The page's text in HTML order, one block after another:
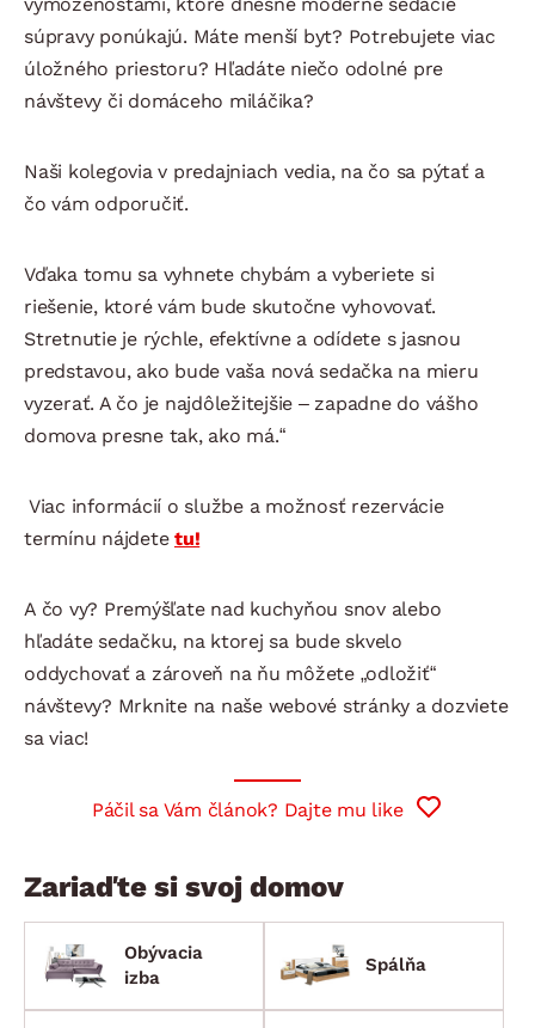
súpravy ponúkajú. Máte menší byt? Potrebujete viac
úložného priestoru? Hľadáte niečo odolné pre
návštevy či domáceho miláčika?
Naši kolegovia v predajniach vedia, na čo sa pýtať a
čo vám odporučiť.
Vďaka tomu sa vyhnete chybám a vyberiete si
riešenie, ktoré vám bude skutočne vyhovovať.
Stretnutie je rýchle, efektívne a odídete s jasnou
predstavou, ako bude vaša nová sedačka na mieru
vyzerať. A čo je najdôležitejšie – zapadne do vášho
domova presne tak, ako má.“
Viac informácií o službe a možnosť rezervácie
termínu nájdete tu!
A čo vy? Premýšľate nad kuchyňou snov alebo
hľadáte sedačku, na ktorej sa bude skvelo
oddychovať a zároveň na ňu môžete „odložiť“
návštevy? Mrknite na naše webové stránky a dozviete
sa viac!
Páčil sa Vám článok? Dajte mu like
Zariaďte si svoj domov
Obývacia
izba
Spálňa